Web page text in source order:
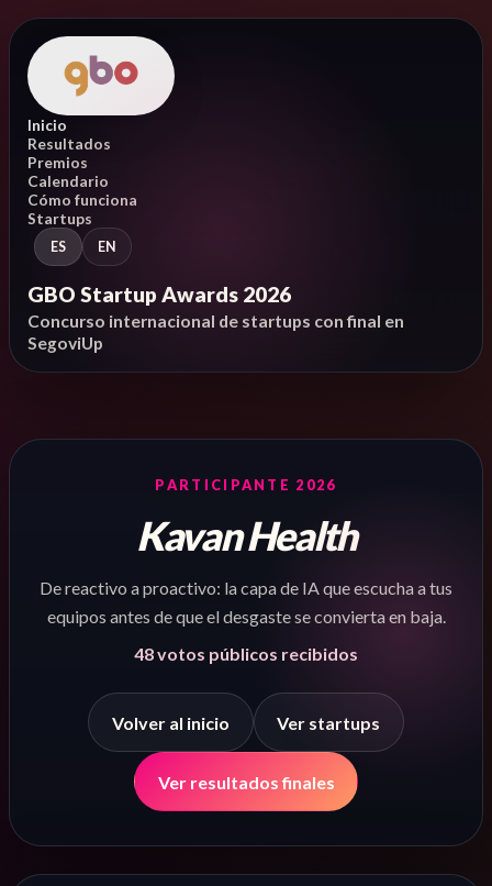
Inicio
Resultados
Premios
Calendario
Cómo funciona
Startups
ES EN
GBO Startup Awards 2026
Concurso internacional de startups con final en
SegoviUp
PARTICIPANTE 2026
Kavan Health
De reactivo a proactivo: la capa de IA que escucha a tus
equipos antes de que el desgaste se convierta en baja.
48votos públicos recibidos
Volver al inicio Ver startups
Ver resultados finales